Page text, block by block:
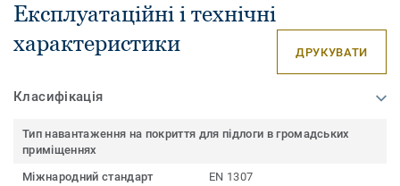
Експлуатаційні і технічні
характеристики
ДРУКУВАТИ
Класифікація
Тип навантаження на покриття для підлоги в громадських
приміщеннях
Міжнародний стандарт
EN 1307